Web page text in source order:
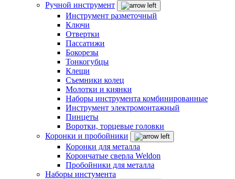
Ручной инструмент
Инструмент разметочный
Ключи
Отвертки
Пассатижи
Бокорезы
Тонкогубцы
Клещи
Съемники колец
Молотки и киянки
Наборы инструмента комбинированные
Инструмент электромонтажный
Пинцеты
Воротки, торцевые головки
Коронки и пробойники
Коронки для металла
Корончатые сверла Weldon
Пробойники для металла
Наборы инстумента